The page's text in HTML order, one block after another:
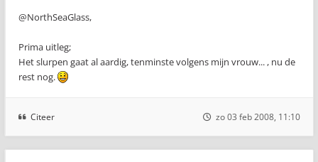
@NorthSeaGlass,
Prima uitleg;
Het slurpen gaat al aardig, tenminste volgens mijn vrouw... , nu de
rest nog.
Citeer zo 03 feb 2008, 11:10